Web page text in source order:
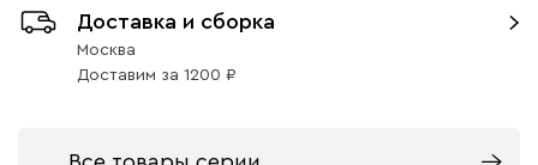
Доставка и сборка
Москва
Доставим за 1200